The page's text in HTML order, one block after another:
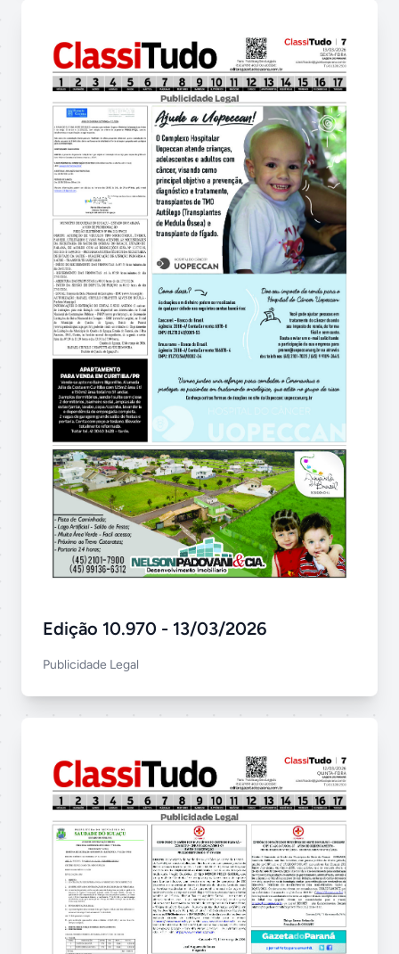
Edição 10.970 - 13/03/2026
Publicidade Legal